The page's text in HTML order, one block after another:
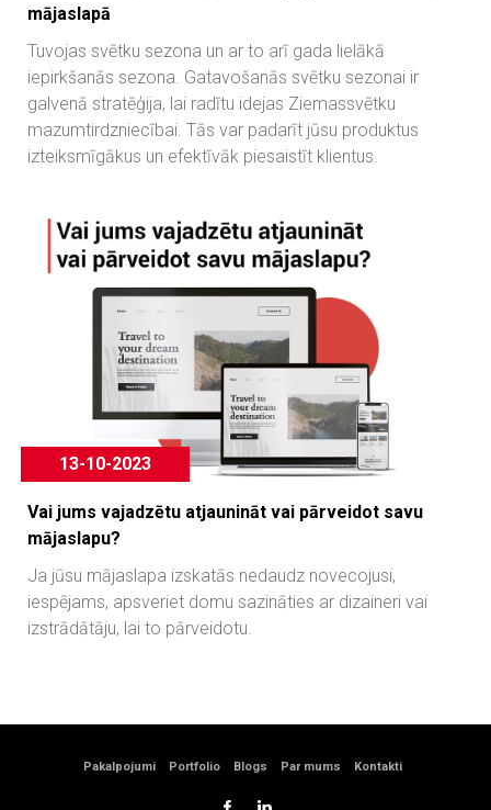
mājaslapā
Tuvojas svētku sezona un ar to arī gada lielākā
iepirkšanās sezona. Gatavošanās svētku sezonai ir
galvenā stratēģija, lai radītu idejas Ziemassvētku
mazumtirdzniecībai. Tās var padarīt jūsu produktus
izteiksmīgākus un efektīvāk piesaistīt klientus.
13-10-2023
Vai jums vajadzētu atjaunināt vai pārveidot savu
mājaslapu?
Ja jūsu mājaslapa izskatās nedaudz novecojusi,
iespējams, apsveriet domu sazināties ar dizaineri vai
izstrādātāju, lai to pārveidotu.
Pakalpojumi Portfolio Blogs Par mums Kontakti